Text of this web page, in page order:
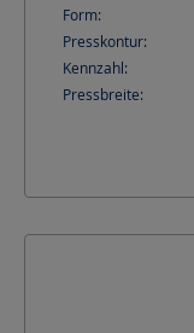
Form:
Presskontur:
Kennzahl:
Pressbreite: